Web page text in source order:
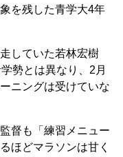
を残した青学大4年
していた若林宏樹
勢とは異なり、2月
ニングは受けていな
督も「練習メニュー
ほどマラソンは甘く